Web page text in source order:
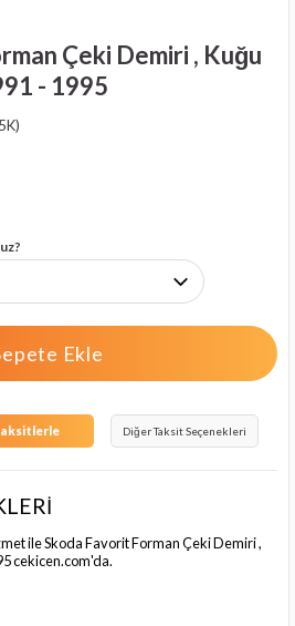
Çeki Demiri , Kuğu
- 1995
Diğer Taksit Seçenekleri
ile Skoda Favorit Forman Çeki Demiri ,
cekicen.com'da.